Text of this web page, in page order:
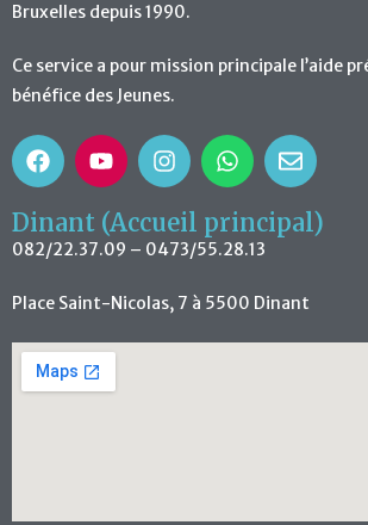
Bruxelles depuis 1990.
Ce service a pour mission principale l’aide
bénéfice des Jeunes.
Dinant (Accueil principal)
082/22.37.09 – 0473/55.28.13
Place Saint-Nicolas, 7 à 5500 Dinant